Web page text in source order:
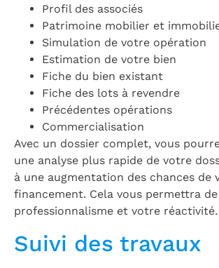
Profil des associés
Patrimoine mobilier et
Simulation de votre opération
Estimation de votre bien
Fiche du bien existant
Fiche des lots à revendre
Précédentes opérations
Commercialisation
Avec un dossier complet, vous
une analyse plus rapide de votre
à une augmentation des chances de
financement. Cela vous permettra
professionnalisme et votre réactivité.
Suivi des travaux